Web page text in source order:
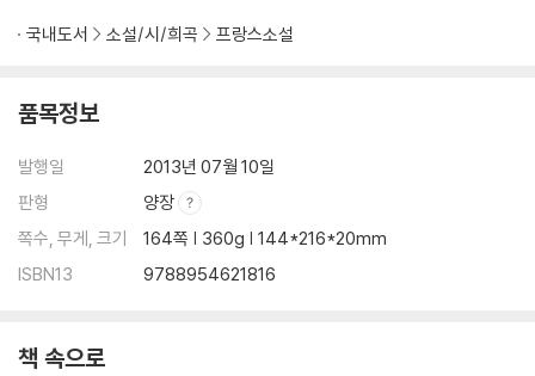
국내도서 소설/시/희곡 프랑스소설
품목정보
발행일
2013년 07월 10일
판형
양장
쪽수, 무게, 크기
164쪽 | 360g | 144*216*20mm
ISBN13
9788954621816
책 속으로